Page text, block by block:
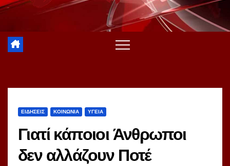
ΕΙΔΗΣΕΙΣ ΚΟΙΝΩΝΙΑ ΥΓΕΙΑ
Γιατί κάποιοι Άνθρωποι
δεν αλλάζουν Ποτέ